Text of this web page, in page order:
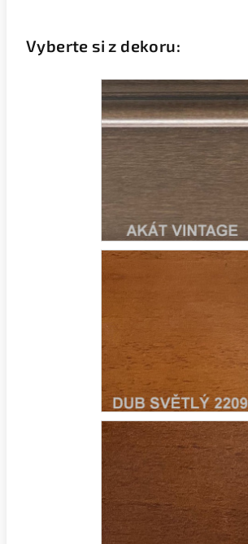
Vyberte si z dekoru: